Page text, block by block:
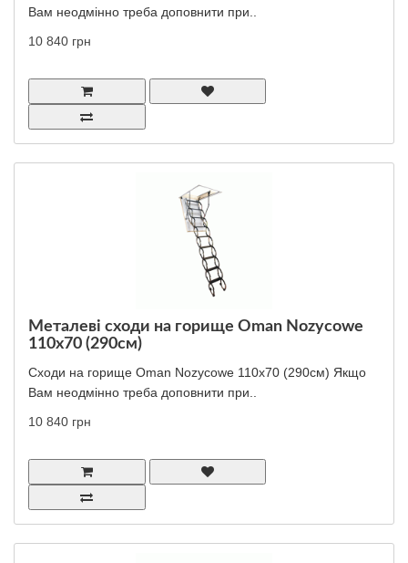
Вам неодмінно треба доповнити при..
10 840 грн
Металеві сходи на горище Oman Nozycowe
110x70 (290см)
Сходи на горище Oman Nozycowe 110x70 (290см) Якщо
Вам неодмінно треба доповнити при..
10 840 грн